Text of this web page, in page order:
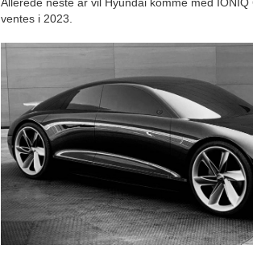
ventes i 2023.